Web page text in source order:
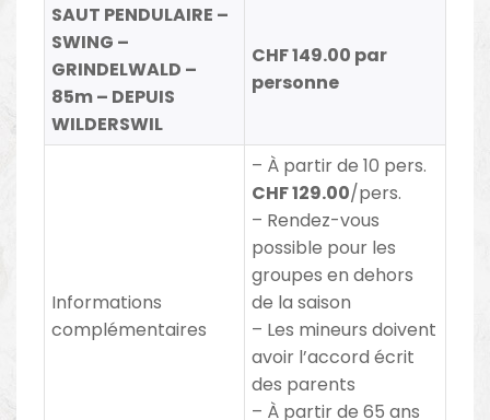
SAUT PENDULAIRE –
SWING –
GRINDELWALD –
85m – DEPUIS
WILDERSWIL
CHF 149.00 par
personne
Informations
complémentaires
– À partir de 10 pers.
CHF 129.00/pers.
– Rendez-vous
possible pour les
groupes en dehors
de la saison
– Les mineurs doivent
avoir l’accord écrit
des parents
– À partir de 65 ans